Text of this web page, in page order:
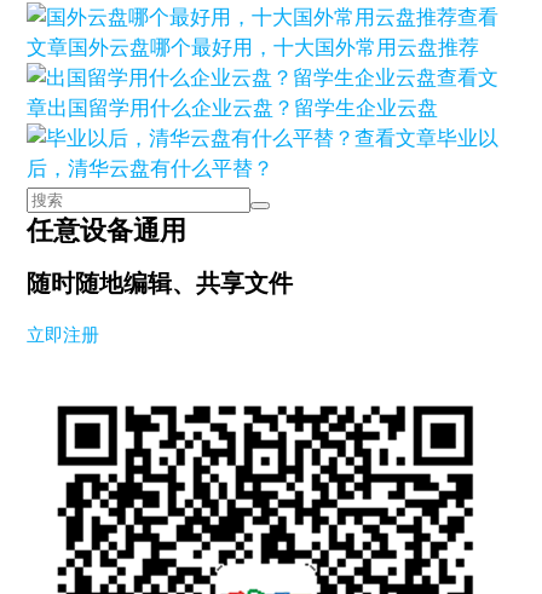
查看
文章国外云盘哪个最好用，十大国外常用云盘推荐
查看文
章出国留学用什么企业云盘？留学生企业云盘
查看文章毕业以
后，清华云盘有什么平替？
任意设备通用
随时随地编辑、共享文件
立即注册